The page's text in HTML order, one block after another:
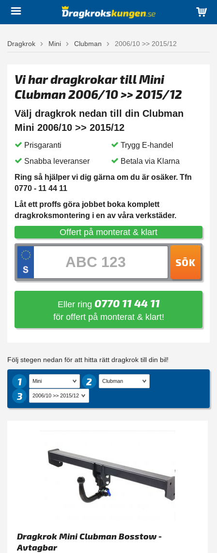
Dragkrok Mini Clubman 2006/10 >> 2015/12
Vi har dragkrokar till Mini
Clubman 2006/10 >> 2015/12
Välj dragkrok nedan till din Clubman
Mini 2006/10 >> 2015/12
Prisgaranti
Trygg E-handel
Snabba leveranser
Betala via Klarna
Ring så hjälper vi dig gärna om du är osäker. Tfn
0770 - 11 44 11
Låt ett proffs göra jobbet boka komplett
dragkroksmontering i en av våra verkstäder.
Offert på monterat & klart
SÖK
Eller ring 0770 11 44 11
för offert på monterat & klart!
Följ stegen nedan för att hitta rätt dragkrok till din bil!
1
2
3
Dragkrok Mini Clubman Bosstow -
Avtagbar